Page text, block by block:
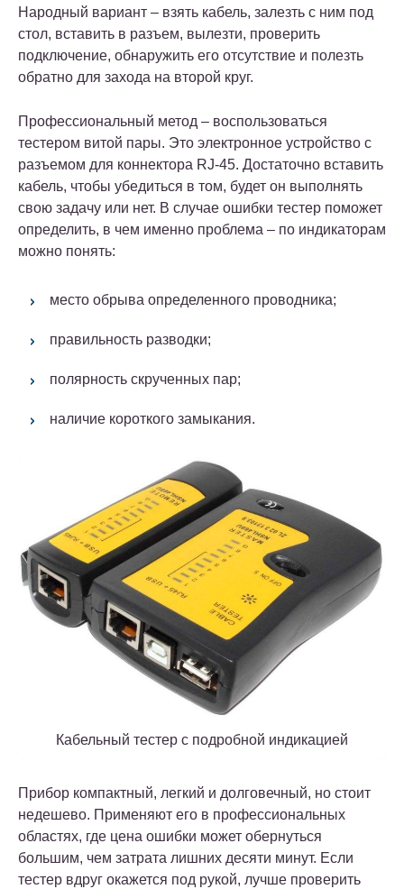
Народный вариант – взять кабель, залезть с ним под
стол, вставить в разъем, вылезти, проверить
подключение, обнаружить его отсутствие и полезть
обратно для захода на второй круг.
Профессиональный метод – воспользоваться
тестером витой пары. Это электронное устройство с
разъемом для коннектора RJ-45. Достаточно вставить
кабель, чтобы убедиться в том, будет он выполнять
свою задачу или нет. В случае ошибки тестер поможет
определить, в чем именно проблема – по индикаторам
можно понять:
место обрыва определенного проводника;
правильность разводки;
полярность скрученных пар;
наличие короткого замыкания.
Кабельный тестер с подробной индикацией
Прибор компактный, легкий и долговечный, но стоит
недешево. Применяют его в профессиональных
областях, где цена ошибки может обернуться
большим, чем затрата лишних десяти минут. Если
тестер вдруг окажется под рукой, лучше проверить